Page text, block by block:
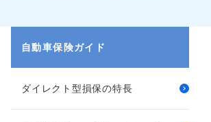
自動車保険ガイド
ダイレクト型損保の特長